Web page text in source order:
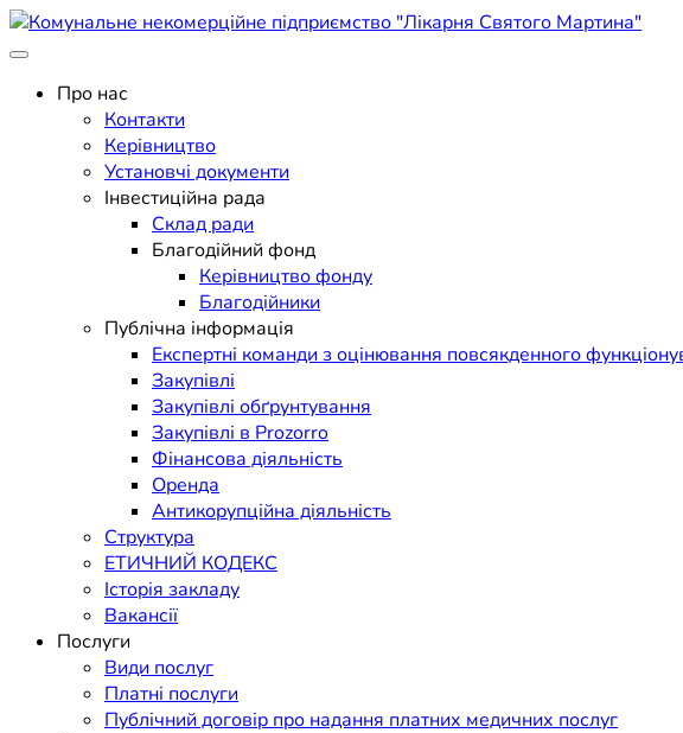
Skip
to
Комунальне некомерційне
Поліклініка Мукачево
Про нас
Контакти
Керівництво
Установчі документи
Інвестиційна рада
Склад ради
Благодійний фонд
Керівництво фонду
Благодійники
Публічна інформація
Експертні команди з оцінювання повсякденного
Закупівлі
Закупівлі обґрунтування
Закупівлі в Prozorro
Фінансова діяльність
Оренда
Антикорупційна діяльність
Структура
ЕТИЧНИЙ КОДЕКС
Історія закладу
Вакансії
Послуги
Види послуг
Платні послуги
Публічний договір про надання платних медичних послуг